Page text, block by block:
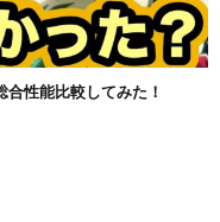
合性能比較してみた！